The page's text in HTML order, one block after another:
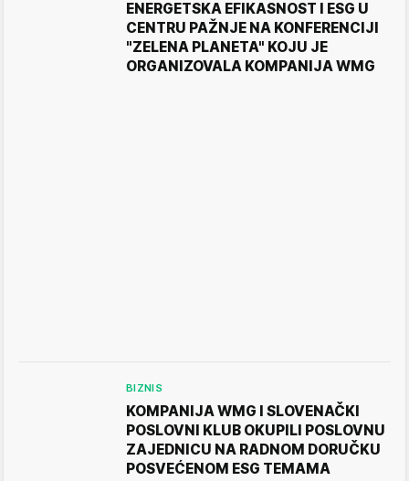
ENERGETSKA EFIKASNOST I ESG U
CENTRU PAŽNJE NA KONFERENCIJI
"ZELENA PLANETA" KOJU JE
ORGANIZOVALA KOMPANIJA WMG
BIZNIS
KOMPANIJA WMG I SLOVENAČKI
POSLOVNI KLUB OKUPILI POSLOVNU
ZAJEDNICU NA RADNOM DORUČKU
POSVEĆENOM ESG TEMAMA